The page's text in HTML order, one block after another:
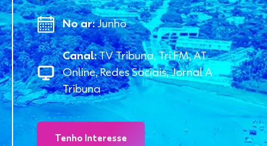
No ar:Junho
Canal:TV Tribuna, Tri FM, AT
Online, Redes Sociais, Jornal A
Tribuna
Tenho Interesse